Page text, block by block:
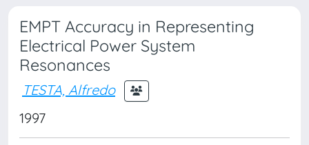
EMPT Accuracy in Representing
Electrical Power System
Resonances
TESTA, Alfredo
1997